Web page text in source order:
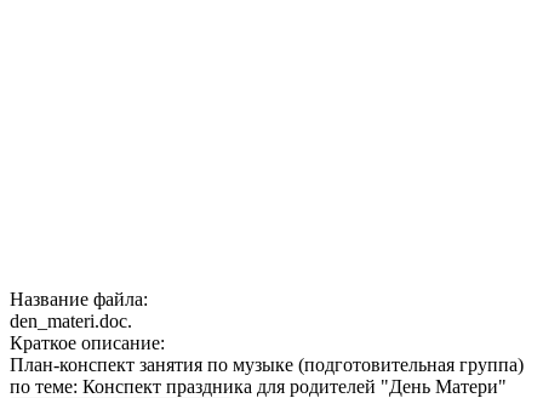
Название файла:
den_materi.doc.
Краткое описание:
План-конспект занятия по музыке (подготовительная группа)
по теме: Конспект праздника для родителей "День Матери"